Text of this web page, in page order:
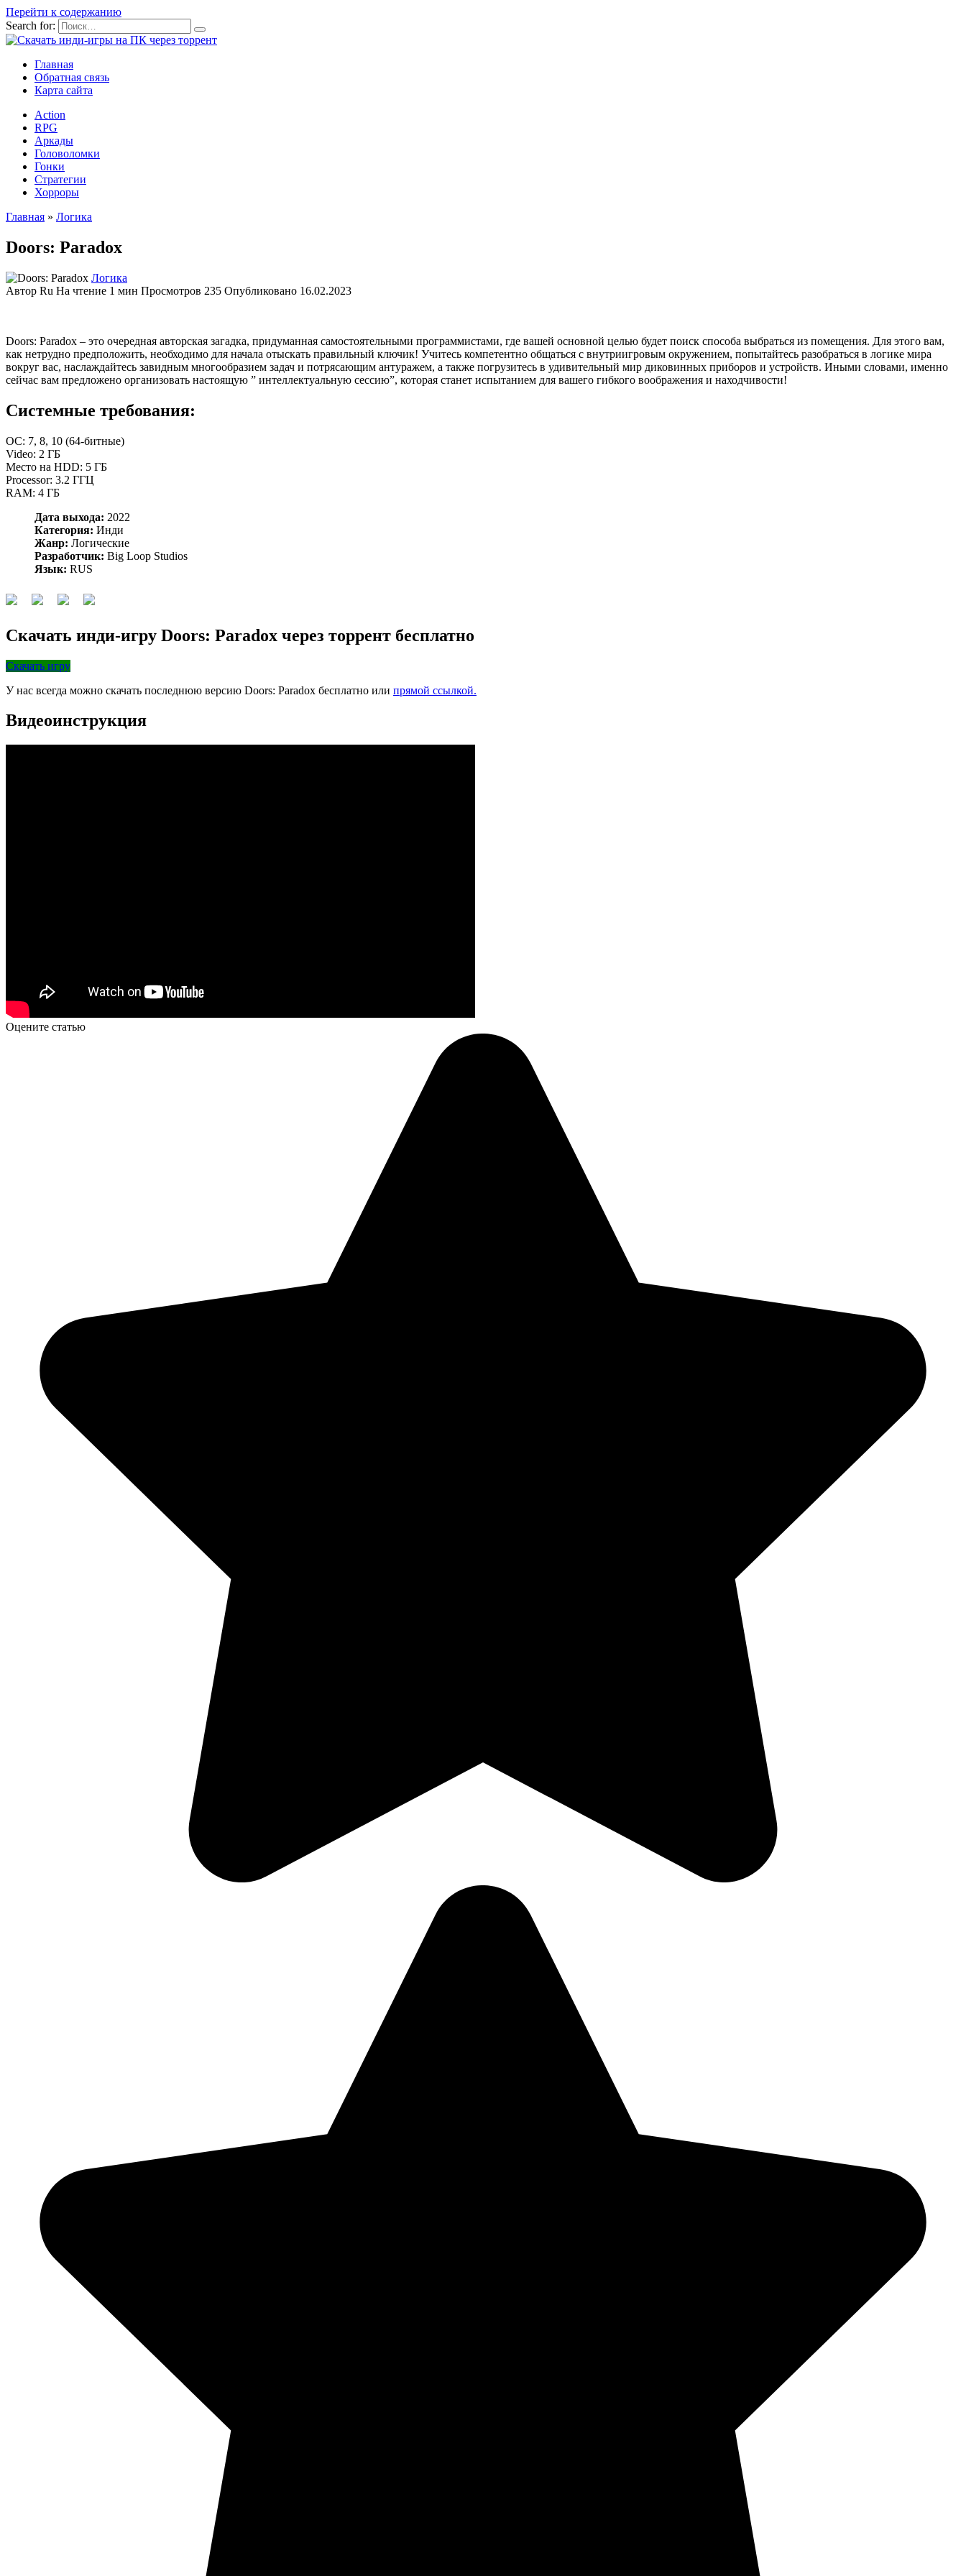
Перейти к содержанию
Search for:
Главная
Обратная связь
Карта сайта
Action
RPG
Аркады
Головоломки
Гонки
Стратегии
Хорроры
Главная » Логика
Doors: Paradox
Логика
Автор Ru На чтение 1 мин Просмотров 235 Опубликовано 16.02.2023
Doors: Paradox – это очередная авторская загадка, придуманная самостоятельными программистами, где вашей основной целью будет поиск способа выбраться из помещения. Для этого вам,
как нетрудно предположить, необходимо для начала отыскать правильный ключик! Учитесь компетентно общаться с внутриигровым окружением, попытайтесь разобраться в логике мира
вокруг вас, наслаждайтесь завидным многообразием задач и потрясающим антуражем, а также погрузитесь в удивительный мир диковинных приборов и устройств. Иными словами, именно
сейчас вам предложено организовать настоящую ” интеллектуальную сессию”, которая станет испытанием для вашего гибкого воображения и находчивости!
Системные требования:
OC: 7, 8, 10 (64-битные)
Video: 2 ГБ
Место на HDD: 5 ГБ
Processor: 3.2 ГГЦ
RAM: 4 ГБ
Дата выхода: 2022
Категория: Инди
Жанр: Логические
Разработчик: Big Loop Studios
Язык: RUS
Скачать инди-игру Doors: Paradox через торрент бесплатно
Скачать игру
У нас всегда можно скачать последнюю версию Doors: Paradox бесплатно или прямой ссылкой.
Видеоинструкция
Оцените статью